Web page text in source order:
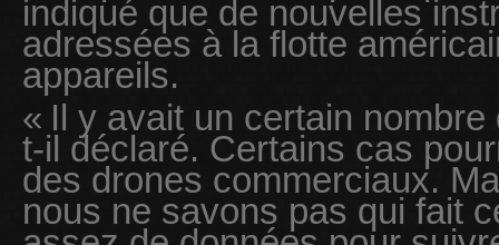
indiqué que de nouvelles
adressées à la flotte
appareils.
« Il y avait un certain
t-il déclaré. Certains cas
des drones commerciaux.
nous ne savons pas qui fait